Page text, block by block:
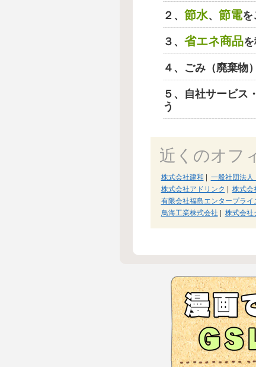
２、 節水、 節電を
３、 省エネ商品を
４、ごみ（廃棄物
５、自社サービス
う
近くのオフ
株式会社建和 一般社団法
株式会社アドリンク
株式会
有限会社福島エンタープライ
鳥海工業株式会社
株式会社